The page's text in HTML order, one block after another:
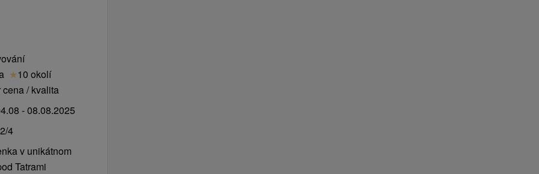
program
zdarma.
osoby.
připojení na
★10 okolí
/ kvalita
- 08.08.2025
2/4
v unikátnom
Tatrami